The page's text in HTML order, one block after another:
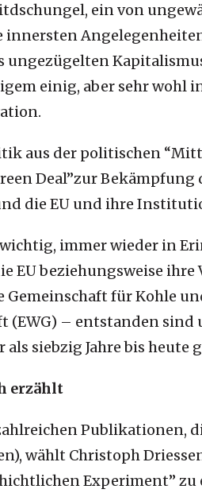
ein von
innersten
ungezügelten
einig, aber sehr wohl
aus der politischen
Deal”zur Bekämpfung
die EU und ihre
wichtig, immer wieder in
EU beziehungsweise
Gemeinschaft für Kohle
(EWG) – entstanden
siebzig Jahre bis heute
erzählt
Publikationen,
wählt Christoph
Experiment” zu